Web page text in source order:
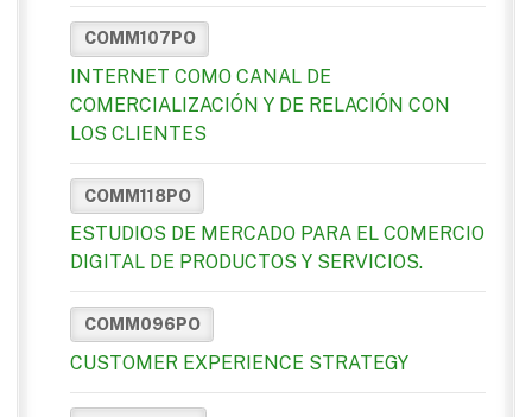
COMM107PO
INTERNET COMO CANAL DE
COMERCIALIZACIÓN Y DE RELACIÓN CON
LOS CLIENTES
COMM118PO
ESTUDIOS DE MERCADO PARA EL COMERCIO
DIGITAL DE PRODUCTOS Y SERVICIOS.
COMM096PO
CUSTOMER EXPERIENCE STRATEGY